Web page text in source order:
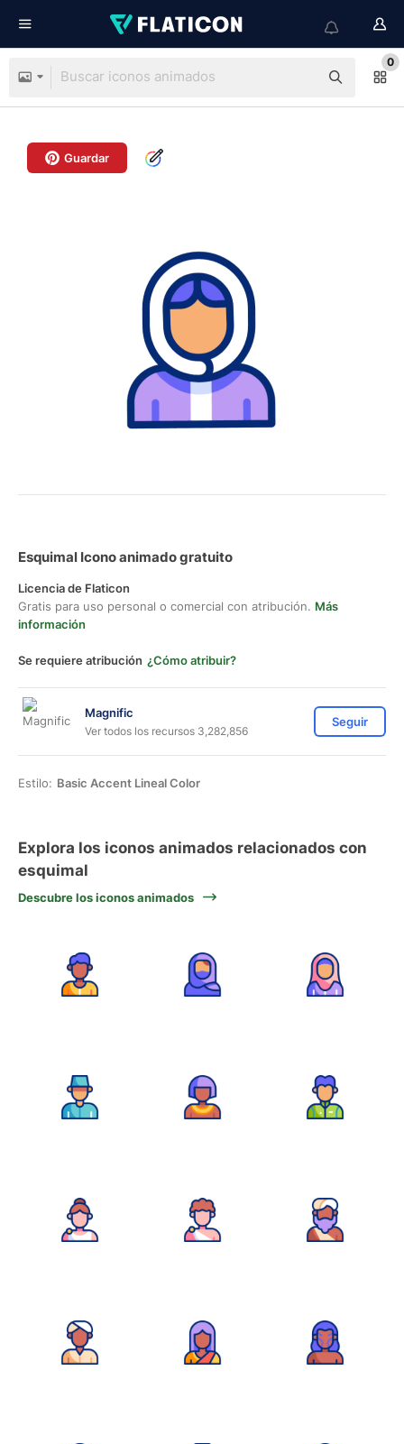
0
Guardar
Esquimal Icono animado gratuito
Licencia de Flaticon
Gratis para uso personal o comercial con atribución. Más
información
Se requiere atribución ¿Cómo atribuir?
Magnific
Ver todos los recursos 3,282,856
Seguir
Estilo: Basic Accent Lineal Color
Explora los iconos animados relacionados con
esquimal
Descubre los iconos animados